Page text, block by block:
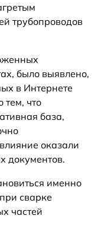
трубопроводов
было выявлено,
в Интернете
тем, что
база,
оказали
документов.
именно
сварке
частей